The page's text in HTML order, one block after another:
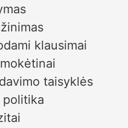
klausimai
taisyklės
politika